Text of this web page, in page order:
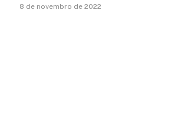
8 de novembro de 2022